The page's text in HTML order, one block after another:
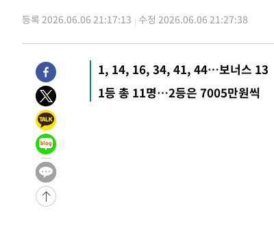
-4389초 전 >"美간섭에 합의 지연"…트럼프, '이란 호르무즈 통
-909초 전 >[속보]산업장관 "李정부, 원전 반대 안해…안정 전
6분 전 >[속보]경찰, '홍명보 선임 논란' 대한축구협회·축구회관
-25829초 전 >
[속보]합참 "北 발사체는 단거리탄도미사일…감
화"
-25577초 전 >
日방위성, 北이 동해로 쏜 발사체는 탄도미사일
-24007초 전 >
-23413초 전 >
-22809초 전 >
-22768초 전 >
[속보]7~9일 프로야구 3연전도 폭염 취소…11
-22430초 전 >
"韓 외환시장 개입 관측 배경엔 美의 대한국 무
'월드컵 탈락 후폭풍' 축구협회…초유의 압수수
등록 2026.06.06 21:17:13 수정 2026.06.06 21:27:38
1, 14, 16, 34, 41, 44…보너스 13
1등 총 11명…2등은 7005만원씩